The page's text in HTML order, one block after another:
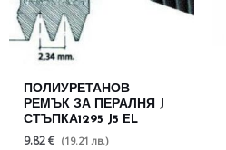
ПОЛИУРЕТАНОВ
РЕМЪК ЗА ПЕРАЛНЯ J
СТЪПКА1295 J5 EL
9.82 € (19.21 лв.)